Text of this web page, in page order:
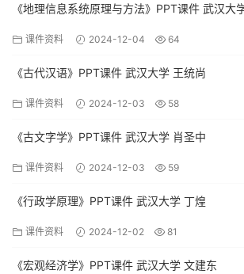
《地理信息系统原理与方法》PPT课件 武汉大
课件资料 2024-12-04 64
《古代汉语》PPT课件 武汉大学 王统尚
课件资料 2024-12-03 58
《古文字学》PPT课件 武汉大学 肖圣中
课件资料 2024-12-03 59
《行政学原理》PPT课件 武汉大学 丁煌
课件资料 2024-12-02 81
《宏观经济学》PPT课件 武汉大学 文建东